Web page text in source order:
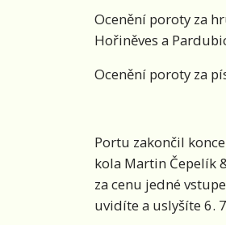
Ocenění poroty za
Hořiněves a
Ocenění poroty za
Portu zakončil
kola Martin Čepelík
za cenu jedné
uvidíte a uslyšíte 6.